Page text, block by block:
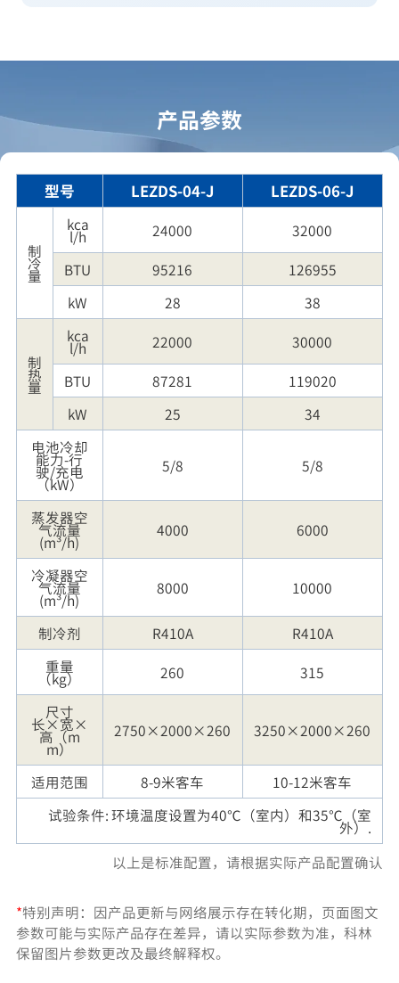
产品参数
型号 LEZDS-04-J LEZDS-06-J
制
冷
量
kca
l/h 24000
32000
BTU
95216
126955
kW
28 38
制
热
量
kca
l/h 22000
30000
BTU
87281
119020
kW
25
34
电池冷却
能力-行
驶/充电
（kW）
5/8 5/8
蒸发器空
气流量
(m³/h)
4000 6000
冷凝器空
气流量
(m³/h)
8000 10000
制冷剂 R410A
R410A
重量
（kg） 260
315
尺寸
长×宽×
高（m
m）
2750×2000×260 3250×2000×260
适用范围 8-9米客车
10-12米客车
试验条件: 环境温度设置为40℃（室内）和35℃（室
外）.
以上是标准配置，请根据实际产品配置确认
*特别声明：因产品更新与网络展示存在转化期，页面图文
参数可能与实际产品存在差异，请以实际参数为准，科林
保留图片参数更改及最终解释权。